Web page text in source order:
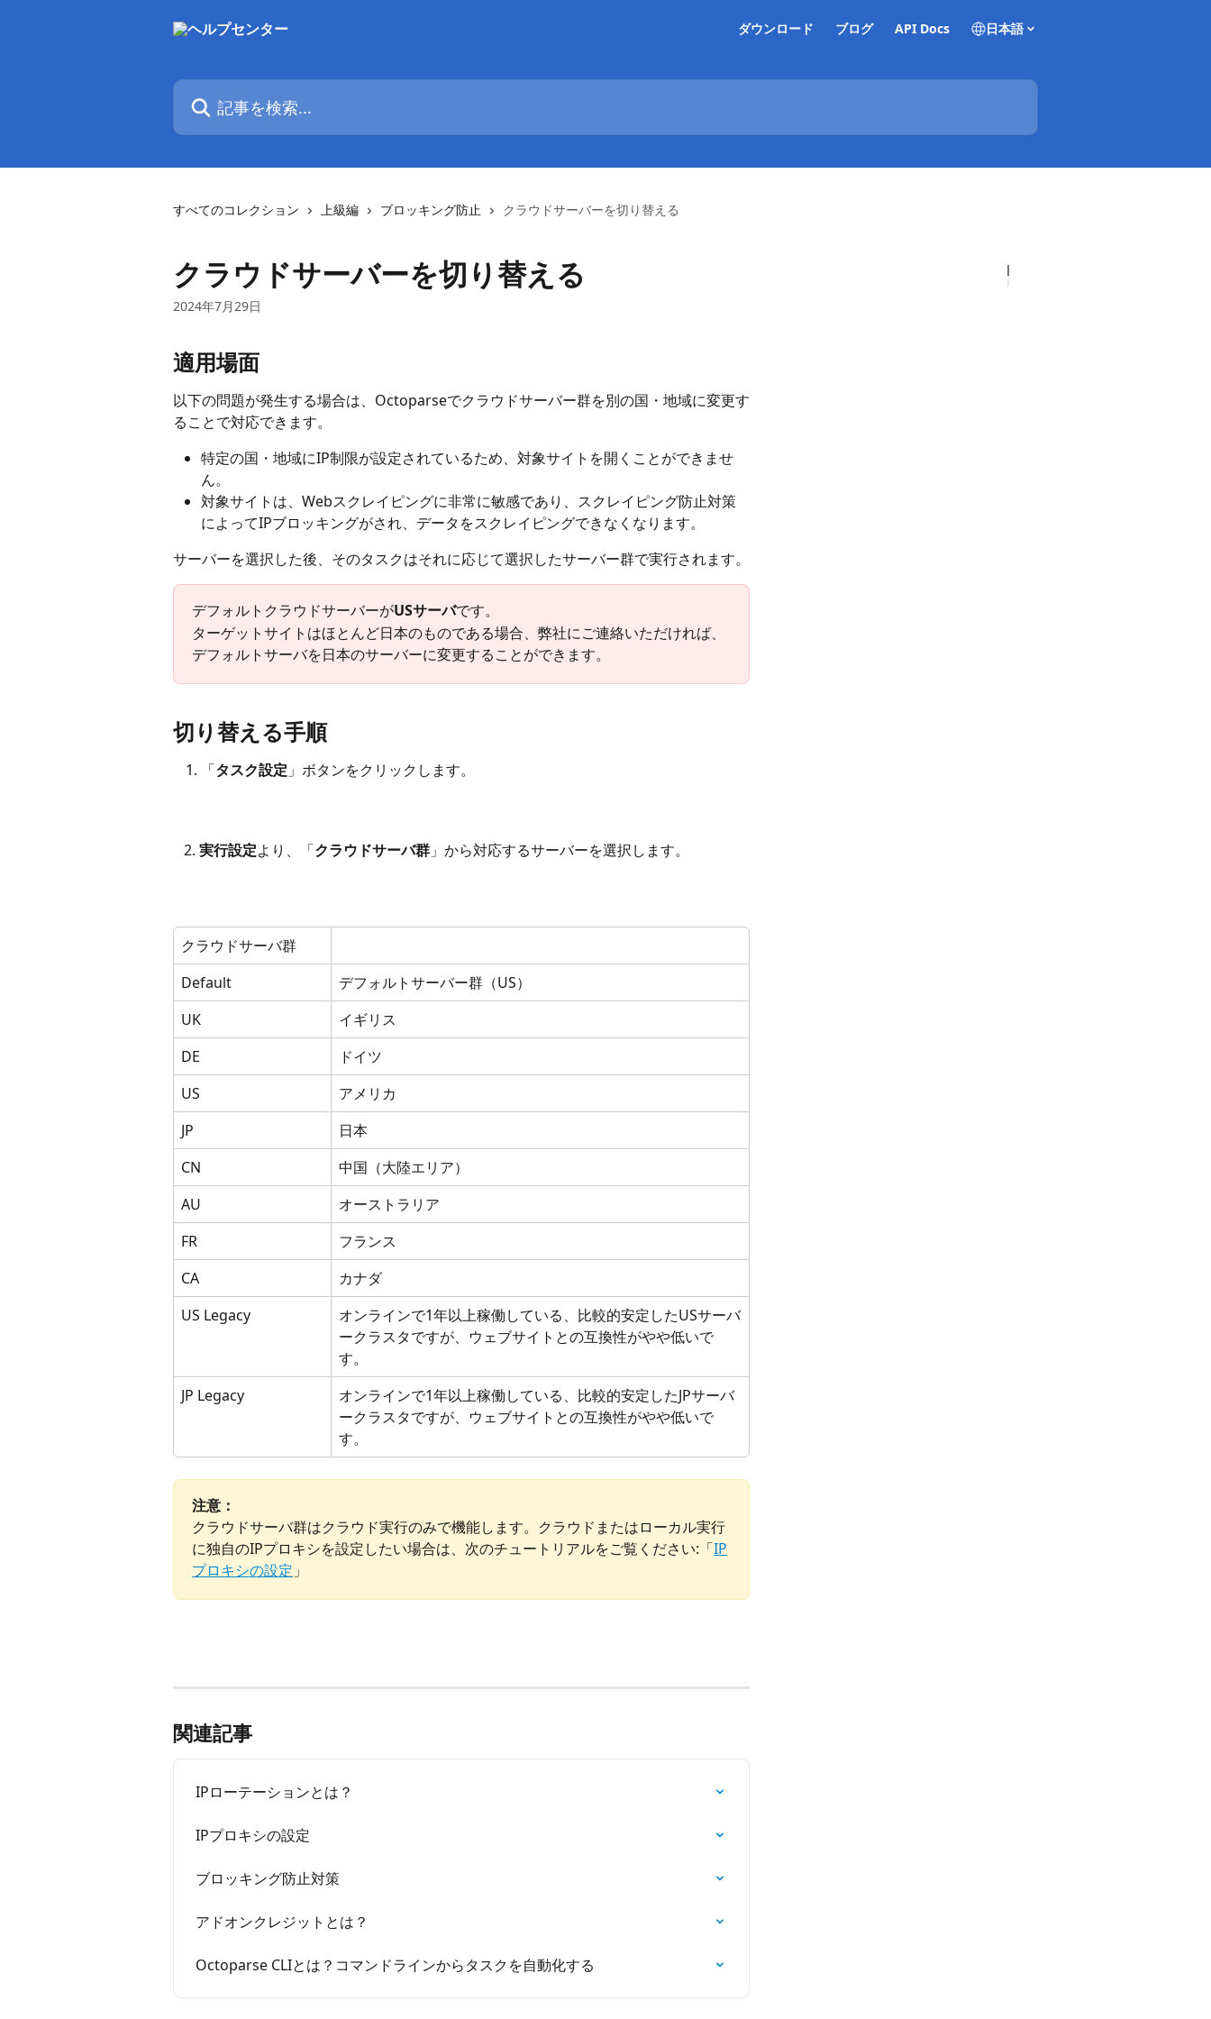
ダウンロード ブログ API Docs 日本語
記事を検索...
すべてのコレクション 上級編 ブロッキング防止 クラウドサーバーを切り替える
クラウドサーバーを切り替える
2024年7月29日
適用場面
以下の問題が発生する場合は、Octoparseでクラウドサーバー群を別の国・地域に変更す
ることで対応できます。
特定の国・地域にIP制限が設定されているため、対象サイトを開くことができませ
ん。
対象サイトは、Webスクレイピングに非常に敏感であり、スクレイピング防止対策
によってIPブロッキングがされ、データをスクレイピングできなくなります。
サーバーを選択した後、そのタスクはそれに応じて選択したサーバー群で実行されます。
デフォルトクラウドサーバーがUSサーバです。
ターゲットサイトはほとんど日本のものである場合、弊社にご連絡いただければ、
デフォルトサーバを日本のサーバーに変更することができます。
切り替える手順
「タスク設定」ボタンをクリックします。
   2.
実行設定より、「クラウドサーバ群 」から対応するサーバーを選択します。
クラウドサーバ群
Default
デフォルトサーバー群（US）
UK
イギリス
DE
ドイツ
US
アメリカ
JP
日本
CN
中国（大陸エリア）
AU
オーストラリア
FR
フランス
CA
カナダ
US Legacy
オンラインで1年以上稼働している、比較的安定したUSサーバ
ークラスタですが、ウェブサイトとの互換性がやや低いで
す。
JP Legacy
オンラインで1年以上稼働している、比較的安定したJPサーバ
ークラスタですが、ウェブサイトとの互換性がやや低いで
す。
注意：
クラウドサーバ群はクラウド実行のみで機能します。クラウドまたはローカル実行
に独自のIPプロキシを設定したい場合は、次のチュートリアルをご覧ください:「IP
プロキシの設定 」
関連記事
IPローテーションとは？
IPプロキシの設定
ブロッキング防止対策
アドオンクレジットとは？
Octoparse CLIとは？コマンドラインからタスクを自動化する